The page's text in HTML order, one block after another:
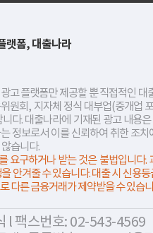
랫폼, 대출나라
고 플랫폼만 제공할 뿐 직접적인 대
원회, 지자체 정식 대부업(중개업
니다. 대출나라에 기재된 광고 내용
정보로서 이를 신뢰하여 취한 조치
습니다.
요구하거나 받는 것은 불법입니다.
안겨줄 수 있습니다. 대출 시 신용
다른 금융거래가 제약받을 수 있습
l 팩스번호: 02-543-4569